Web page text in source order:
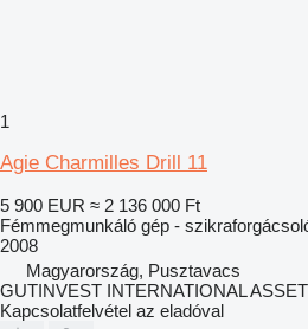
1
Agie Charmilles Drill 11
5 900 EUR ≈ 2 136 000 Ft
Fémmegmunkáló gép -
2008
Magyarország, Pusztavacs
GUTINVEST INTERNATIONAL
Kapcsolatfelvétel az eladóval